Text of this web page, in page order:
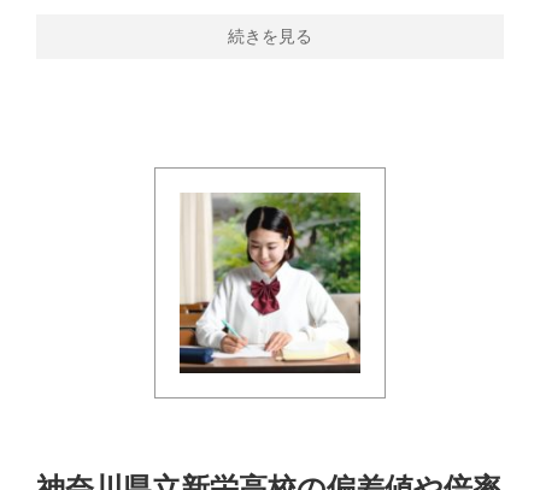
続きを見る